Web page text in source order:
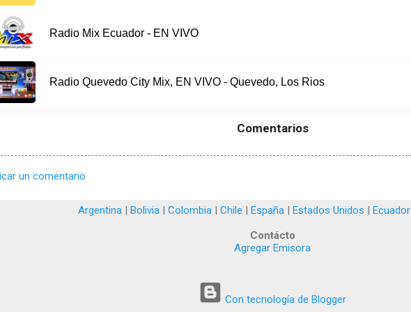
Radio Mix Ecuador - EN VIVO
Radio Quevedo City Mix, EN VIVO - Quevedo, Los Rios
Comentarios
un comentario
Argentina | Bolivia | Colombia | Chile | España | Estados Unidos | Ecuador
Contácto
Agregar Emisora
Con tecnología de Blogger